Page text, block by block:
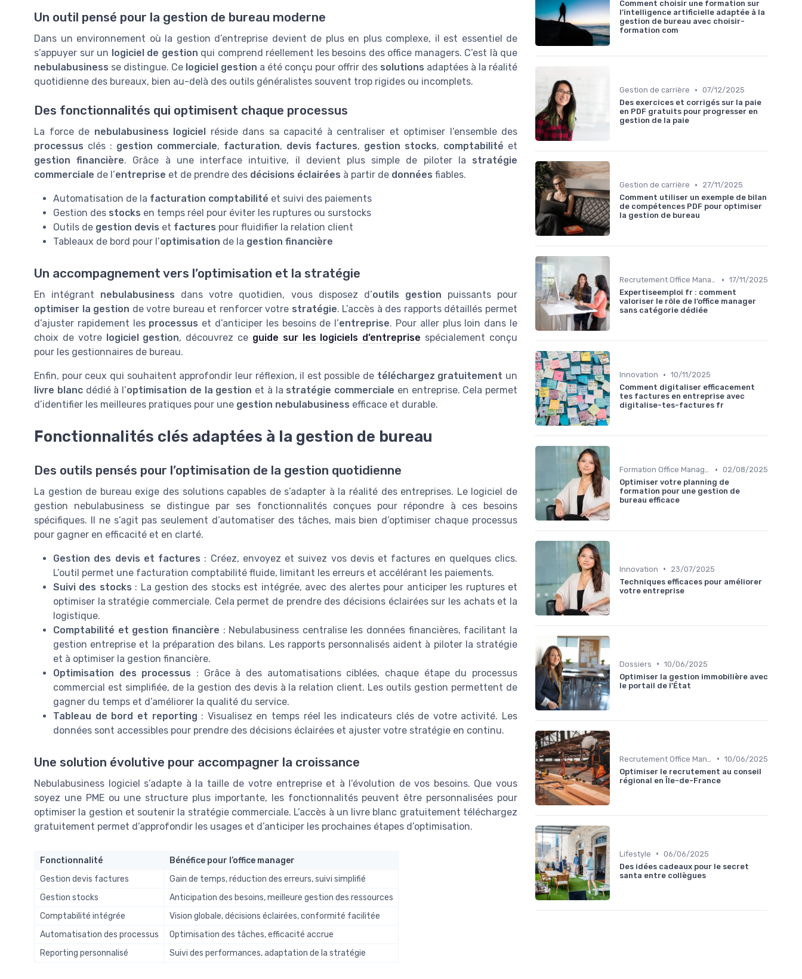
Un outil pensé pour la gestion de bureau moderne
Dans un environnement où la gestion d’entreprise devient de plus en plus complexe, il est essentiel de
s’appuyer sur un logiciel de gestion qui comprend réellement les besoins des office managers. C’est là que
nebulabusiness se distingue. Ce logiciel gestion a été conçu pour offrir des solutions adaptées à la réalité
quotidienne des bureaux, bien au-delà des outils généralistes souvent trop rigides ou incomplets.
Des fonctionnalités qui optimisent chaque processus
La force de nebulabusiness logiciel réside dans sa capacité à centraliser et optimiser l’ensemble des
processus clés : gestion commerciale, facturation, devis factures, gestion stocks, comptabilité et
gestion financière. Grâce à une interface intuitive, il devient plus simple de piloter la stratégie
commerciale de l’entreprise et de prendre des décisions éclairées à partir de données fiables.
Automatisation de la facturation comptabilité et suivi des paiements
Gestion des stocks en temps réel pour éviter les ruptures ou surstocks
Outils de gestion devis et factures pour fluidifier la relation client
Tableaux de bord pour l’optimisation de la gestion financière
Un accompagnement vers l’optimisation et la stratégie
En intégrant nebulabusiness dans votre quotidien, vous disposez d’outils gestion puissants pour
optimiser la gestion de votre bureau et renforcer votre stratégie. L’accès à des rapports détaillés permet
d’ajuster rapidement les processus et d’anticiper les besoins de l’entreprise. Pour aller plus loin dans le
choix de votre
logiciel gestion, découvrez ce guide sur les logiciels d’entreprise spécialement conçu
pour les gestionnaires de bureau.
Enfin, pour ceux qui souhaitent approfondir leur réflexion, il est possible de téléchargez gratuitement un
livre blancdédié à l’optimisation de la gestion et à la stratégie commerciale en entreprise. Cela permet
d’identifier les meilleures pratiques pour une gestion nebulabusiness efficace et durable.
Fonctionnalités clés adaptées à la gestion de bureau
Des outils pensés pour l’optimisation de la gestion quotidienne
La gestion de bureau exige des solutions capables de s’adapter à la réalité des entreprises. Le logiciel de
gestion nebulabusiness se distingue par ses fonctionnalités conçues pour répondre à ces besoins
spécifiques. Il ne s’agit pas seulement d’automatiser des tâches, mais bien d’optimiser chaque processus
pour gagner en efficacité et en clarté.
Gestion des devis et factures : Créez, envoyez et suivez vos devis et factures en quelques clics.
L’outil permet une facturation comptabilité fluide, limitant les erreurs et accélérant les paiements.
Suivi des stocks : La gestion des stocks est intégrée, avec des alertes pour anticiper les ruptures et
optimiser la stratégie commerciale. Cela permet de prendre des décisions éclairées sur les achats et la
logistique.
Comptabilité et gestion financière : Nebulabusiness centralise les données financières, facilitant la
gestion entreprise et la préparation des bilans. Les rapports personnalisés aident à piloter la stratégie
et à optimiser la gestion financière.
Optimisation des processus : Grâce à des automatisations ciblées, chaque étape du processus
commercial est simplifiée, de la gestion des devis à la relation client. Les outils gestion permettent de
gagner du temps et d’améliorer la qualité du service.
Tableau de bord et reporting : Visualisez en temps réel les indicateurs clés de votre activité. Les
données sont accessibles pour prendre des décisions éclairées et ajuster votre stratégie en continu.
Une solution évolutive pour accompagner la croissance
Nebulabusiness logiciel s’adapte à la taille de votre entreprise et à l’évolution de vos besoins. Que vous
soyez une PME ou une structure plus importante, les fonctionnalités peuvent être personnalisées pour
optimiser la gestion et soutenir la stratégie commerciale. L’accès à un livre blanc gratuitement téléchargez
gratuitement permet d’approfondir les usages et d’anticiper les prochaines étapes d’optimisation.
Fonctionnalité
Bénéfice pour l’office manager
Gestion devis factures
Gain de temps, réduction des erreurs, suivi simplifié
Gestion stocks
Anticipation des besoins, meilleure gestion des ressources
Comptabilité intégrée
Vision globale, décisions éclairées, conformité facilitée
Automatisation des processus
Optimisation des tâches, efficacité accrue
Reporting personnalisé
Suivi des performances, adaptation de la stratégie
Comment choisir une formation sur
l’intelligence artificielle adaptée à la
gestion de bureau avec choisir-
formation com
Gestion de carrière • 07/12/2025
Des exercices et corrigés sur la paie
en PDF gratuits pour progresser en
gestion de la paie
Gestion de carrière •
27/11/2025
Comment utiliser un exemple de bilan
de compétences PDF pour optimiser
la gestion de bureau
Recrutement Office Manager • 17/11/2025
Expertiseemploi fr : comment
valoriser le rôle de l’office manager
sans catégorie dédiée
Innovation • 10/11/2025
Comment digitaliser efficacement
tes factures en entreprise avec
digitalise-tes-factures fr
Formation Office Manager • 02/08/2025
Optimiser votre planning de
formation pour une gestion de
bureau efficace
Innovation •
23/07/2025
Techniques efficaces pour améliorer
votre entreprise
Dossiers • 10/06/2025
Optimiser la gestion immobilière avec
le portail de l'État
• 10/06/2025
Optimiser le recrutement au conseil
régional en Île-de-France
Lifestyle • 06/06/2025
Des idées cadeaux pour le secret
santa entre collègues